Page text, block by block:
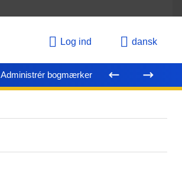
Log ind dansk
Administrér bogmærker